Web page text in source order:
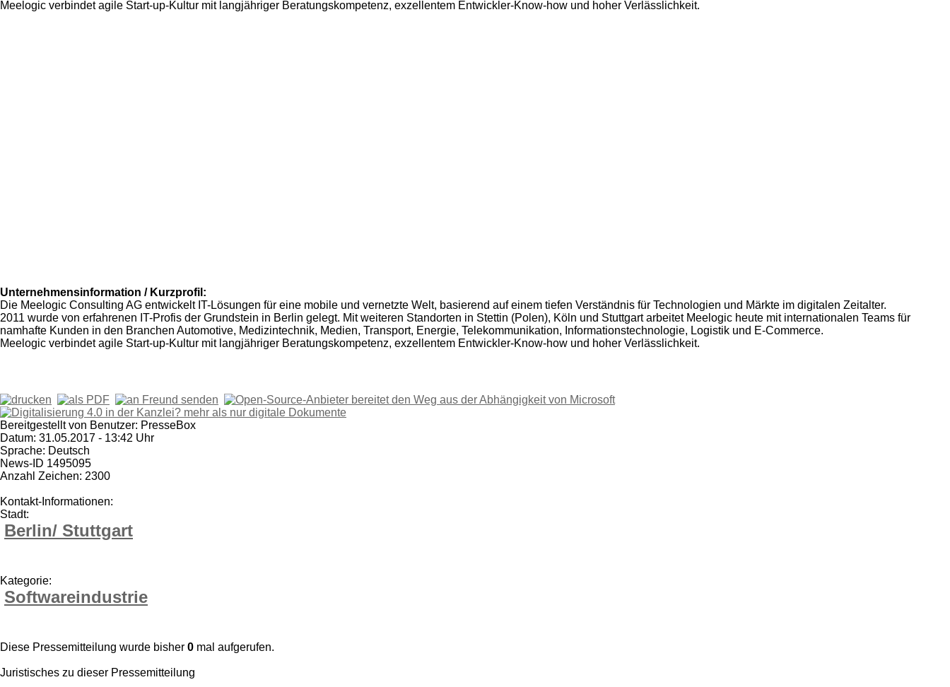
Meelogic verbindet agile Start-up-Kultur mit langjähriger Beratungskompetenz, exzellentem Entwickler-Know-how und hoher Verlässlichkeit.
Unternehmensinformation / Kurzprofil:
Die Meelogic Consulting AG entwickelt IT-Lösungen für eine mobile und vernetzte Welt, basierend auf einem tiefen Verständnis für Technologien und Märkte im digitalen Zeitalter.
2011 wurde von erfahrenen IT-Profis der Grundstein in Berlin gelegt. Mit weiteren Standorten in Stettin (Polen), Köln und Stuttgart arbeitet Meelogic heute mit internationalen Teams für
namhafte Kunden in den Branchen Automotive, Medizintechnik, Medien, Transport, Energie, Telekommunikation, Informationstechnologie, Logistik und E-Commerce.
Meelogic verbindet agile Start-up-Kultur mit langjähriger Beratungskompetenz, exzellentem Entwickler-Know-how und hoher Verlässlichkeit.
Bereitgestellt von Benutzer: PresseBox
Datum: 31.05.2017 - 13:42 Uhr
Sprache: Deutsch
News-ID 1495095
Anzahl Zeichen: 2300
Kontakt-Informationen:
Stadt:
Berlin/ Stuttgart
Kategorie:
Softwareindustrie
Diese Pressemitteilung wurde bisher 0 mal aufgerufen.
Juristisches zu dieser Pressemitteilung